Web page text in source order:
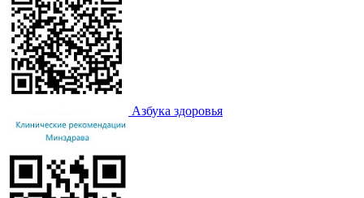
Азбука здоровья